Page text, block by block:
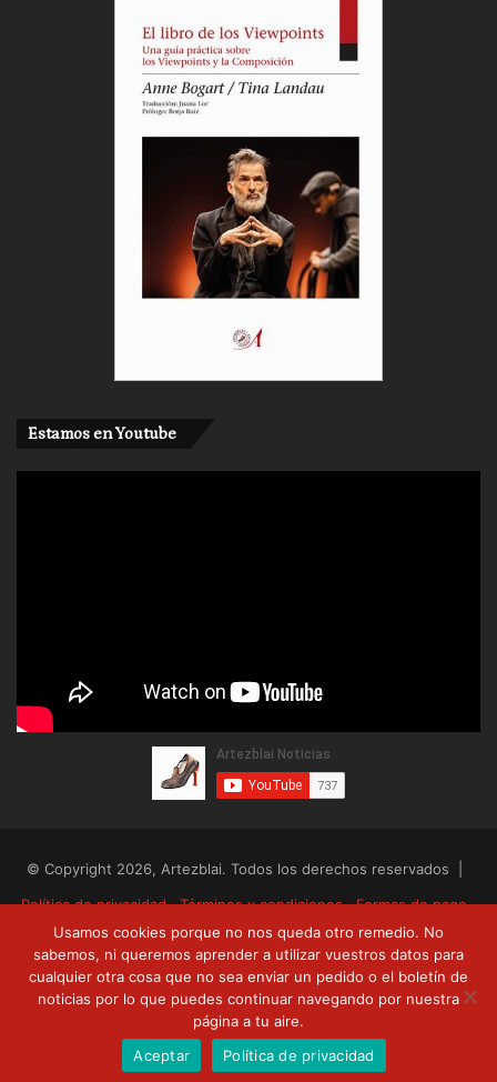
Estamos en Youtube
© Copyright 2026, Artezblai. Todos los derechos reservados |
Política de privacidad
Términos y condiciones
Formas de pago
Envíos y devoluciones
RSS Facebook
TwitterYouTube
Usamos cookies porque no nos queda otro remedio. No
sabemos, ni queremos aprender a utilizar vuestros datos para
cualquier otra cosa que no sea enviar un pedido o el boletín de
noticias por lo que puedes continuar navegando por nuestra
página a tu aire.
Aceptar
Política de privacidad